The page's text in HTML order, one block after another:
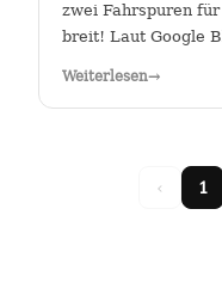
zwei Fahrspuren
breit! Laut Google
Weiterlesen→
‹ 1